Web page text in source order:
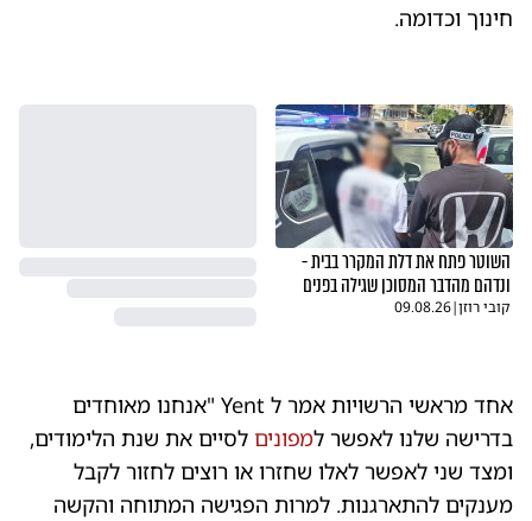
חינוך וכדומה.
השוטר פתח את דלת המקרר בבית -
ונדהם מהדבר המסוכן שגילה בפנים
קובי רוזן|
09.08.26
אחד מראשי הרשויות אמר ל Yent "אנחנו מאוחדים
בדרישה שלנו לאפשר למפונים לסיים את שנת הלימודים,
ומצד שני לאפשר לאלו שחזרו או רוצים לחזור לקבל
מענקים להתארגנות. למרות הפגישה המתוחה והקשה